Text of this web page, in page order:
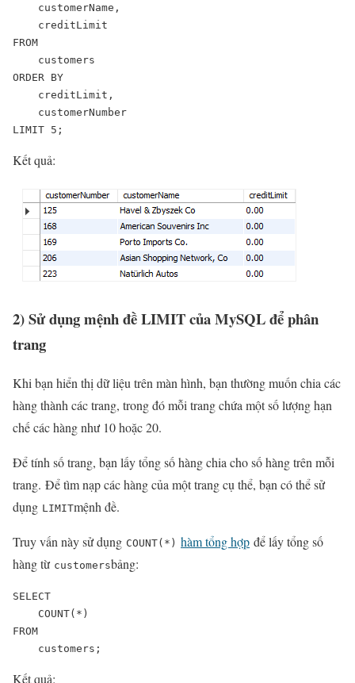
    customerName,
    creditLimit
FROM
    customers
ORDER BY
    creditLimit,
    customerNumber
LIMIT 5;
Kết quả:
2) Sử dụng mệnh đề LIMIT của MySQL để phân
trang
Khi bạn hiển thị dữ liệu trên màn hình, bạn thường muốn chia các
hàng thành các trang, trong đó mỗi trang chứa một số lượng hạn
chế các hàng như 10 hoặc 20.
Để tính số trang, bạn lấy tổng số hàng chia cho số hàng trên mỗi
trang. Để tìm nạp các hàng của một trang cụ thể, bạn có thể sử
dụng LIMITmệnh đề.
Truy vấn này sử dụng COUNT(*) hàm tổng hợp để lấy tổng số
hàng từ customersbảng:
SELECT
    COUNT(*)
FROM
    customers;
Kết quả: